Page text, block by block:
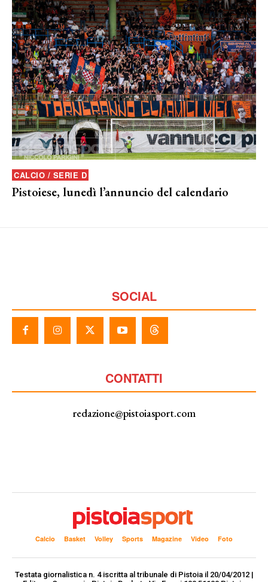
CALCIO / SERIE D
Pistoiese, lunedì l’annuncio del calendario
SOCIAL
CONTATTI
redazione@pistoiasport.com
Calcio Basket Volley Sports Magazine Video Foto
Testata giornalistica n. 4 iscritta al tribunale di Pistoia il 20/04/2012 |